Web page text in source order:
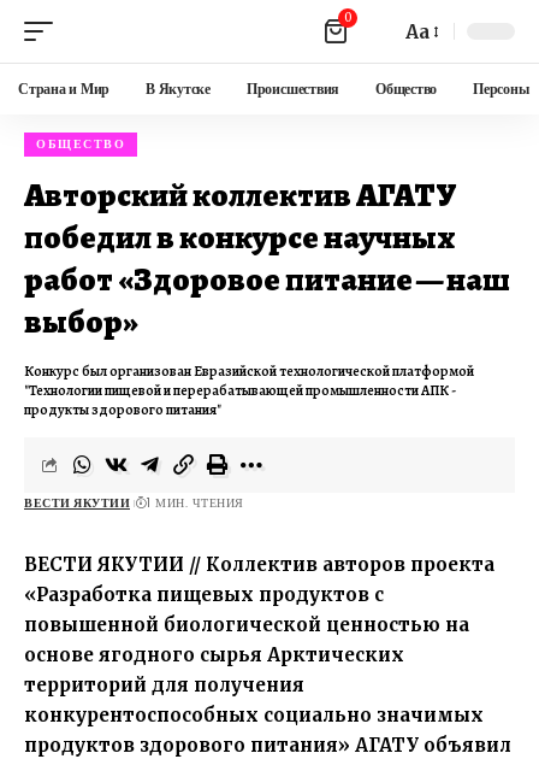
0
Aa
Страна и Мир В Якутске Происшествия Общество Персоны
ОБЩЕСТВО
Авторский коллектив АГАТУ
победил в конкурсе научных
работ «Здоровое питание — наш
выбор»
Конкурс был организован Евразийской технологической платформой
"Технологии пищевой и перерабатывающей промышленности АПК -
продукты здорового питания"
ВЕСТИ ЯКУТИИ 1 МИН. ЧТЕНИЯ
ВЕСТИ ЯКУТИИ // Коллектив авторов проекта
«Разработка пищевых продуктов с
повышенной биологической ценностью на
основе ягодного сырья Арктических
территорий для получения
конкурентоспособных социально значимых
продуктов здорового питания» АГАТУ объявил